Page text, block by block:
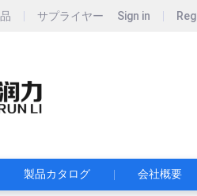
サプライヤー Sign in
製品カタログ 会社概要